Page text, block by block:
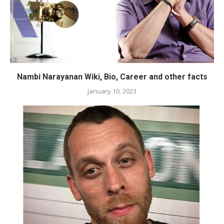
Nambi Narayanan Wiki, Bio, Career and other facts
January 10, 2023